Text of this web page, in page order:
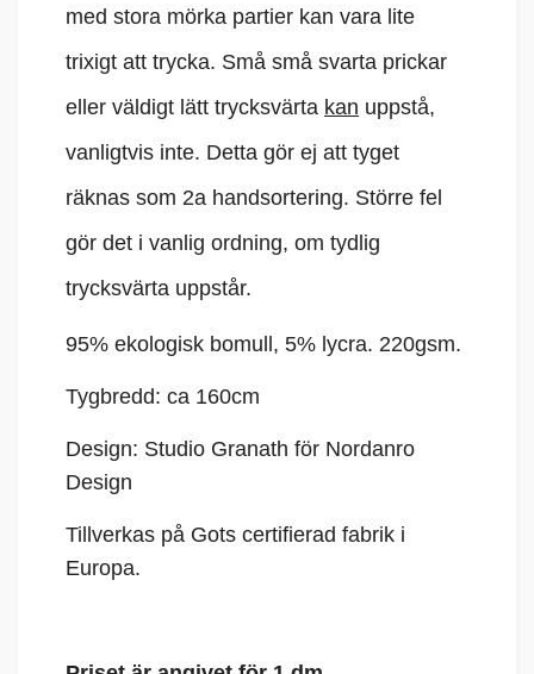
med stora mörka partier kan vara lite
trixigt att trycka. Små små svarta prickar
eller väldigt lätt trycksvärta kan uppstå,
vanligtvis inte. Detta gör ej att tyget
räknas som 2a handsortering. Större fel
gör det i vanlig ordning, om tydlig
trycksvärta uppstår.
95% ekologisk bomull, 5% lycra. 220gsm.
Tygbredd: ca 160cm
Design: Studio Granath för Nordanro
Design
Tillverkas på Gots certifierad fabrik i
Europa.